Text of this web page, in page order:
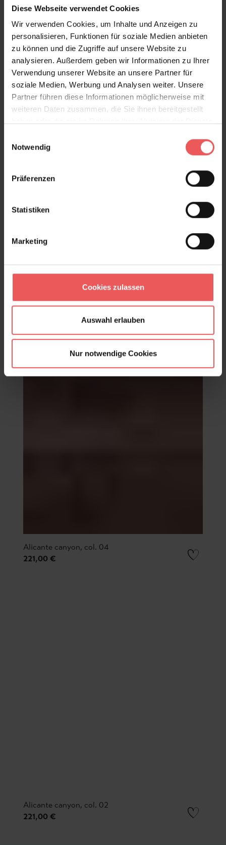
Diese Webseite verwendet Cookies
Wir verwenden Cookies, um Inhalte und Anzeigen zu
personalisieren, Funktionen für soziale Medien anbieten
zu können und die Zugriffe auf unsere Website zu
analysieren. Außerdem geben wir Informationen zu Ihrer
Verwendung unserer Website an unsere Partner für
soziale Medien, Werbung und Analysen weiter. Unsere
Partner führen diese Informationen möglicherweise mit
weiteren Daten zusammen, die Sie ihnen bereitgestellt
Notwendig
Präferenzen
Statistiken
Marketing
Cookies zulassen
Auswahl erlauben
Nur notwendige Cookies
Alicante canyon, col. 01
221,00 €
Alicante canyon, col. 05
221,00 €
Alicante canyon, col. 04
221,00 €
Alicante canyon, col. 02
221,00 €